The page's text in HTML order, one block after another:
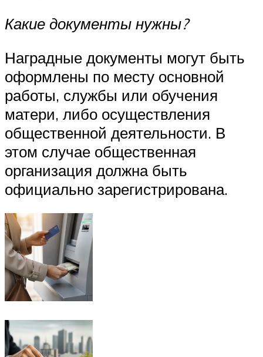
Какие документы нужны?
Наградные документы могут быть
оформлены по месту основной
работы, службы или обучения
матери, либо осуществления
общественной деятельности. В
этом случае общественная
организация должна быть
официально зарегистрирована.